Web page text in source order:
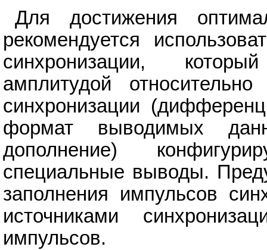
Для достижения
рекомендуется
синхронизации,
амплитудой
синхронизации
формат выводимых
дополнение)
специальные выводы.
заполнения импульсов
источниками
импульсов.